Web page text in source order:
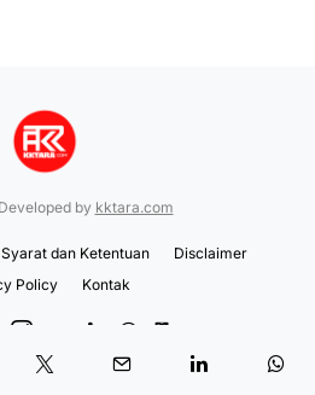
by kktara.com
Syarat dan Ketentuan
Disclaimer
Policy
Kontak